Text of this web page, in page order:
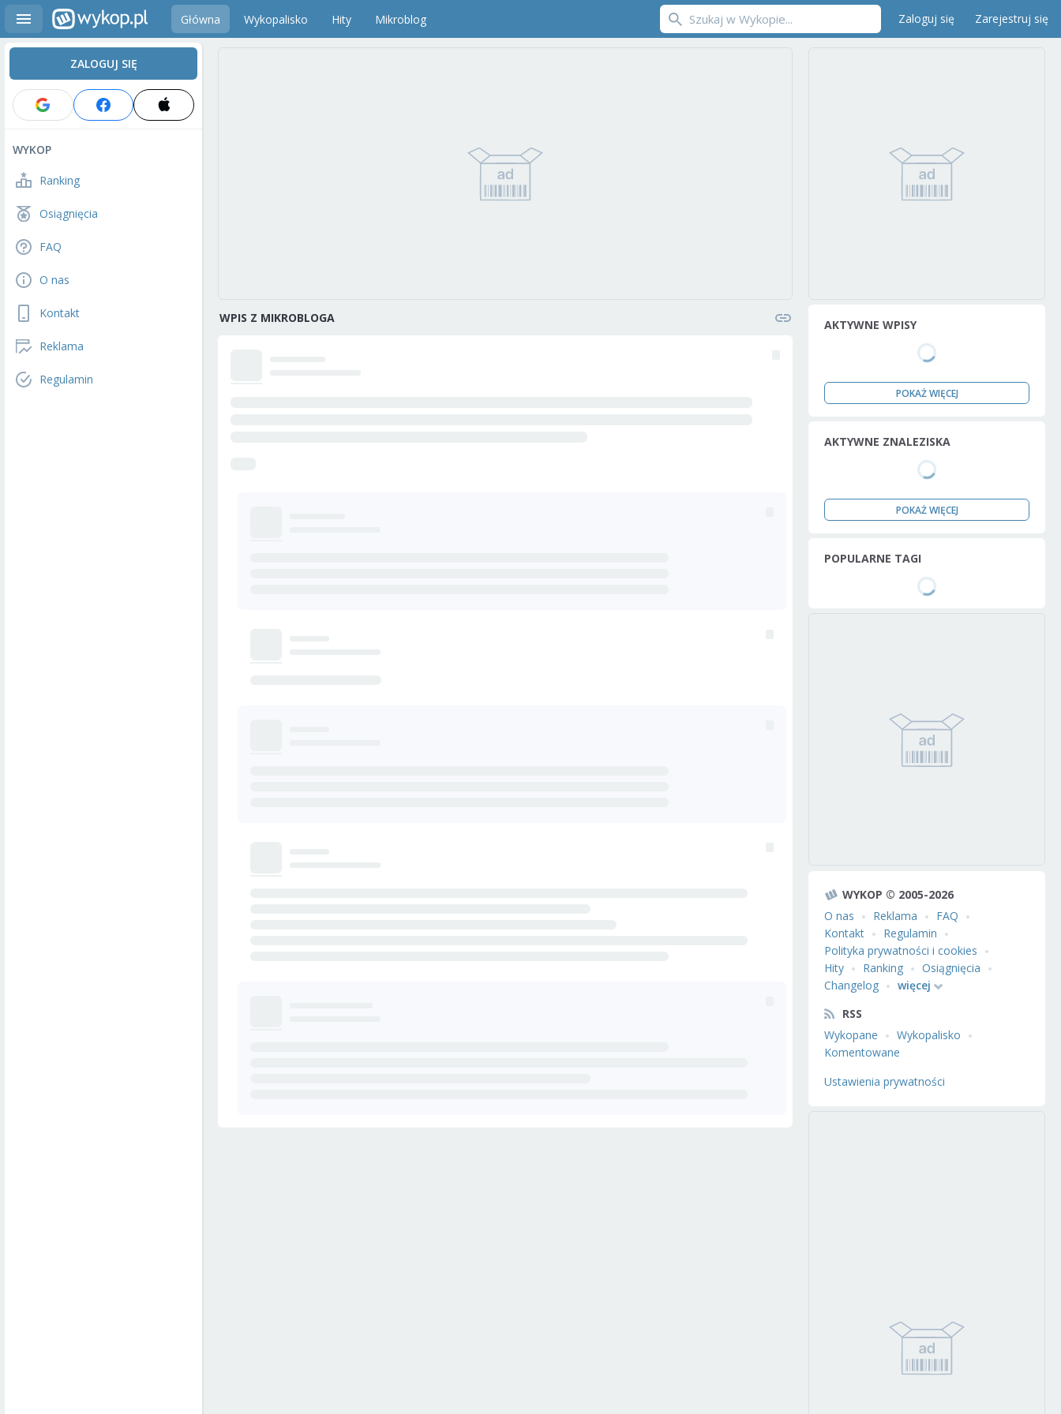
Główna Wykopalisko Hity Mikroblog Zaloguj się Zarejestruj się
ZALOGUJ SIĘ
WYKOP
Ranking
Osiągnięcia
FAQ
O nas
Kontakt
Reklama
Regulamin
WPIS Z MIKROBLOGA AKTYWNE WPISY
POKAŻ WIĘCEJ
AKTYWNE ZNALEZISKA
POKAŻ WIĘCEJ
POPULARNE TAGI
WYKOP © 2005-2026
O nas
Reklama
FAQ
Kontakt
Regulamin
Polityka prywatności i cookies
Hity
Ranking
Osiągnięcia
Changelog
więcej
RSS
Wykopane
Wykopalisko
Komentowane
Ustawienia prywatności